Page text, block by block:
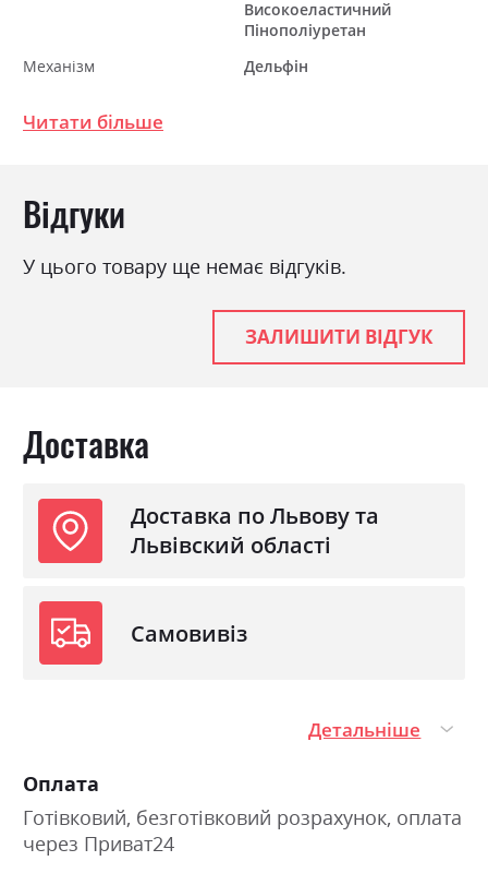
Високоеластичний
Пінополіуретан
Механізм
Дельфін
Ніша для білизни
Читати більше
Відгуки
У цього товару ще немає відгуків.
ЗАЛИШИТИ ВІДГУК
Доставка
Доставка по Львову та
Львівский області
Самовивіз
Детальніше
Оплата
Готівковий, безготівковий розрахунок, оплата
через Приват24